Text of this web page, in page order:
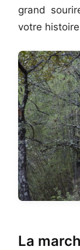
grand
votre histoire
La